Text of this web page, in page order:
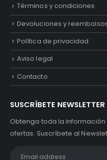
Términos y condiciones
Devoluciones y
Política de privacidad
Aviso legal
Contacto
SUSCRÍBETE NEWSLETTER
Obtenga toda la
ofertas. Suscríbete al